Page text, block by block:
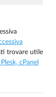
trovare utile
cPanel